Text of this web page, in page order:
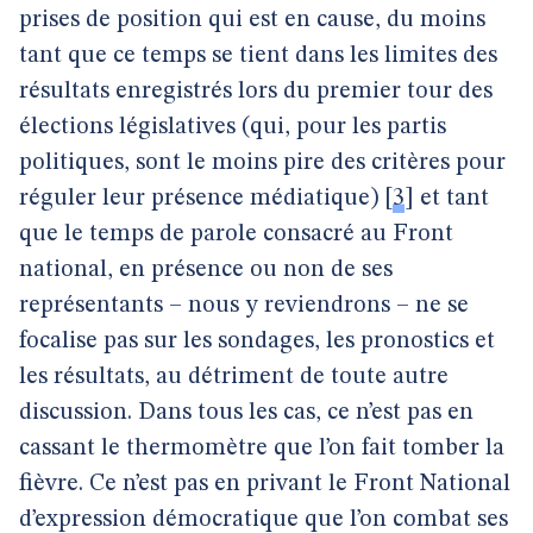
prises de position qui est en cause, du moins
tant que ce temps se tient dans les limites des
résultats enregistrés lors du premier tour des
élections législatives (qui, pour les partis
politiques, sont le moins pire des critères pour
réguler leur présence médiatique) 3
et tant
que le temps de parole consacré au Front
national, en présence ou non de ses
représentants – nous y reviendrons – ne se
focalise pas sur les sondages, les pronostics et
les résultats, au détriment de toute autre
discussion. Dans tous les cas, ce n’est pas en
cassant le thermomètre que l’on fait tomber la
fièvre. Ce n’est pas en privant le Front National
d’expression démocratique que l’on combat ses